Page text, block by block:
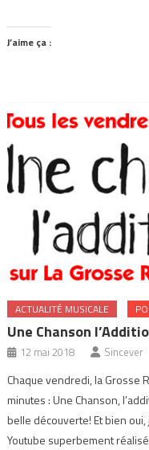
J’aime ça :
ACTUALITÉ MUSICALE
Une Chanson
12 mai 2018 Sincever
Chaque vendredi, la Grosse
minutes : Une Chanson,
belle découverte! Et bien
Youtube superbement